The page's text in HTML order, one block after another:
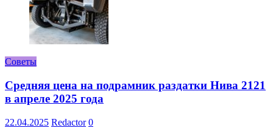
Советы
Средняя цена на подрамник раздатки Нива 2121
в апреле 2025 года
22.04.2025 Redactor 0